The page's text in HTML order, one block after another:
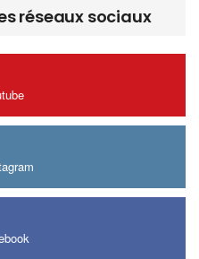
réseaux sociaux